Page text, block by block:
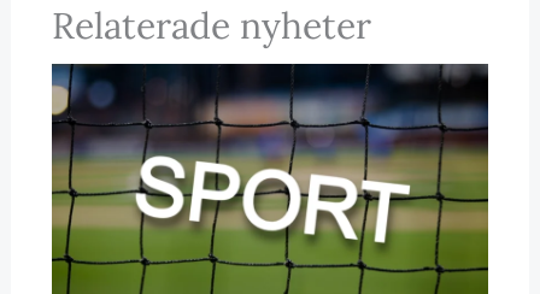
Relaterade nyheter